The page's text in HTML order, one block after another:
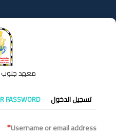
إلى
المحتوى
معهد جنوب
التبويبات
الأساسية
تسجيل الدخول PASSWORD
Username or email address